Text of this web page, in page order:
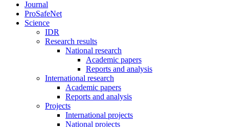
Journal
ProSafeNet
Science
IDR
Research results
National research
Academic papers
Reports and analysis
International research
Academic papers
Reports and analysis
Projects
International projects
National projects